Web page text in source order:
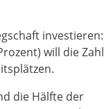
investieren:
will die Zahl
die Hälfte der